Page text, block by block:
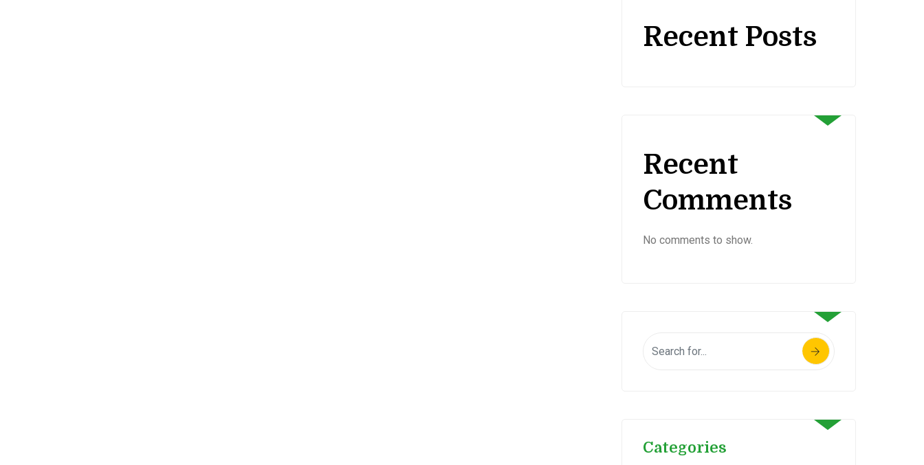
Recent Posts
Recent
Comments
No comments to show.
Categories